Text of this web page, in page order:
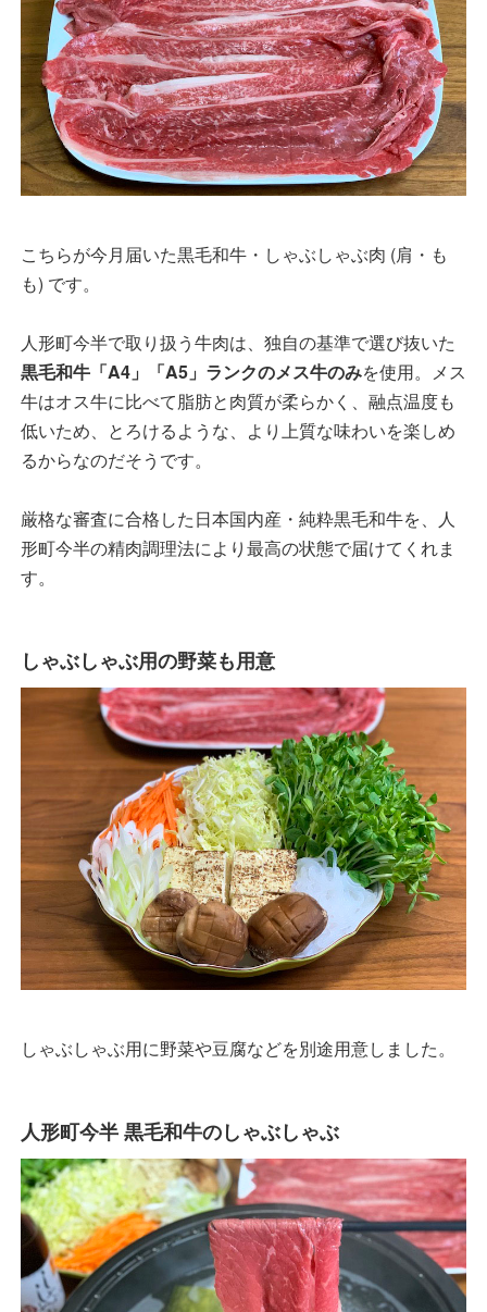
こちらが今月届いた黒毛和牛・しゃぶしゃぶ肉 (肩・も
も) です。
人形町今半で取り扱う牛肉は、独自の基準で選び抜いた
黒毛和牛「A4」「A5」ランクのメス牛のみを使用。メス
牛はオス牛に比べて脂肪と肉質が柔らかく、融点温度も
低いため、とろけるような、より上質な味わいを楽しめ
るからなのだそうです。
厳格な審査に合格した日本国内産・純粋黒毛和牛を、人
形町今半の精肉調理法により最高の状態で届けてくれま
す。
しゃぶしゃぶ用の野菜も用意
しゃぶしゃぶ用に野菜や豆腐などを別途用意しました。
人形町今半 黒毛和牛のしゃぶしゃぶ